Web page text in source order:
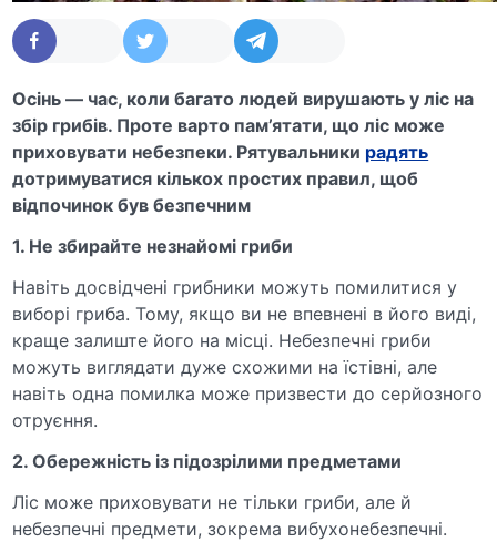
Осінь — час, коли багато людей вирушають у ліс на
збір грибів. Проте варто пам’ятати, що ліс може
приховувати небезпеки. Рятувальники радять
дотримуватися кількох простих правил, щоб
відпочинок був безпечним
1. Не збирайте незнайомі гриби
Навіть досвідчені грибники можуть помилитися у
виборі гриба. Тому, якщо ви не впевнені в його виді,
краще залиште його на місці. Небезпечні гриби
можуть виглядати дуже схожими на їстівні, але
навіть одна помилка може призвести до серйозного
отруєння.
2. Обережність із підозрілими предметами
Ліс може приховувати не тільки гриби, але й
небезпечні предмети, зокрема вибухонебезпечні.